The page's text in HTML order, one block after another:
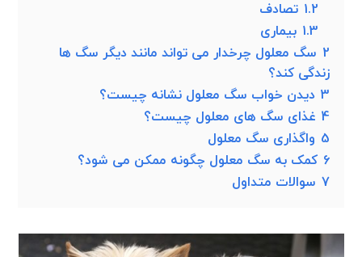
1.2 تصادف
1.3 بیماری
2 سگ معلول چرخدار می تواند مانند دیگر سگ ها
زندگی کند؟
3 دیدن خواب سگ معلول نشانه چیست؟
4 غذای سگ های معلول چیست؟
5 واگذاری سگ معلول
6 کمک به سگ معلول چگونه ممکن می شود؟
7 سوالات متداول